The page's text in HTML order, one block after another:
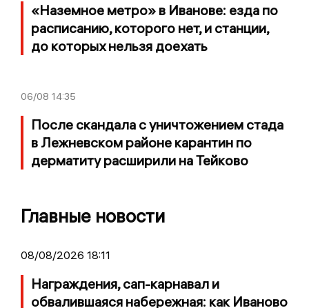
«Наземное метро» в Иванове: езда по
расписанию, которого нет, и станции,
до которых нельзя доехать
06/08 14:35
После скандала с уничтожением стада
в Лежневском районе карантин по
дерматиту расширили на Тейково
Главные новости
08/08/2026 18:11
Награждения, сап-карнавал и
обвалившаяся набережная: как Иваново